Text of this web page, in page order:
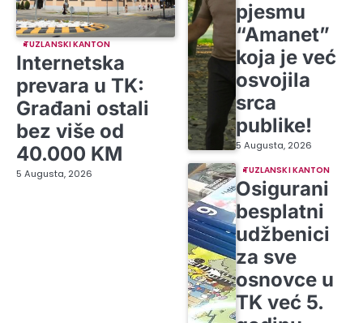
TUZLANSKI KANTON
Internetska
prevara u TK:
Građani ostali
bez više od
40.000 KM
5 Augusta, 2026
pjesmu
“Amanet”
koja je već
osvojila
srca
publike!
5 Augusta, 2026
TUZLANSKI KANTON
Osigurani
besplatni
udžbenici
za sve
osnovce u
TK već 5.